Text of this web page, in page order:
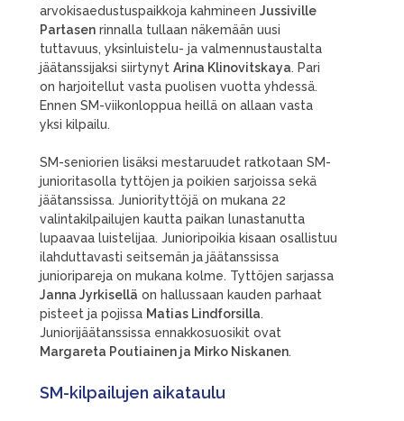
arvokisaedustuspaikkoja kahmineen Jussiville
Partasen rinnalla tullaan näkemään uusi
tuttavuus, yksinluistelu- ja valmennustaustalta
jäätanssijaksi siirtynyt Arina Klinovitskaya. Pari
on harjoitellut vasta puolisen vuotta yhdessä.
Ennen SM-viikonloppua heillä on allaan vasta
yksi kilpailu.
SM-seniorien lisäksi mestaruudet ratkotaan SM-
junioritasolla tyttöjen ja poikien sarjoissa sekä
jäätanssissa. Juniorityttöjä on mukana 22
valintakilpailujen kautta paikan lunastanutta
lupaavaa luistelijaa. Junioripoikia kisaan osallistuu
ilahduttavasti seitsemän ja jäätanssissa
junioripareja on mukana kolme. Tyttöjen sarjassa
Janna Jyrkisellä on hallussaan kauden parhaat
pisteet ja pojissa Matias Lindforsilla.
Juniorijäätanssissa ennakkosuosikit ovat
Margareta Poutiainen ja Mirko Niskanen.
SM-kilpailujen aikataulu